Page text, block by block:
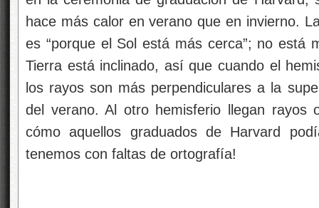
hace más calor en verano que en invierno.
es “porque el Sol está más cerca”; no está
Tierra está inclinado, así que cuando el
los rayos son más perpendiculares a la
del verano. Al otro hemisferio llegan rayos
cómo aquellos graduados de Harvard
tenemos con faltas de ortografía!